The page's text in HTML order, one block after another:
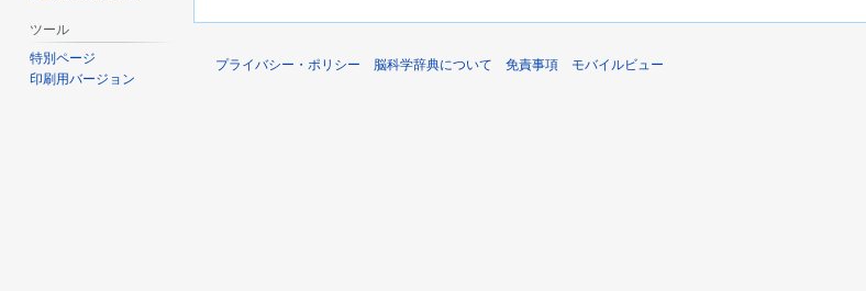
ツール
特別ページ
印刷用バージョン
プライバシー・ポリシー 脳科学辞典について 免責事項 モバイルビュー